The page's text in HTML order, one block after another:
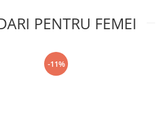
PENTRU FEMEI
-11%